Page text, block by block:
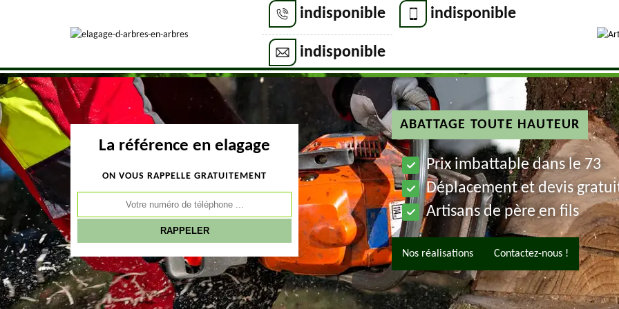
indisponible indisponible
indisponible
La référence en elagage
ON VOUS RAPPELLE GRATUITEMENT
ABATTAGE TOUTE HAUTEUR
Prix imbattable dans le 73
Déplacement et devis
Artisans de père en fils
Nos réalisations Contactez-nous !